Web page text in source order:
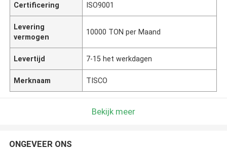
Certificering ISO9001
Levering
vermogen
10000 TON per Maand
Levertijd 7-15 het werkdagen
Merknaam TISCO
Bekijk meer
ONGEVEER ONS